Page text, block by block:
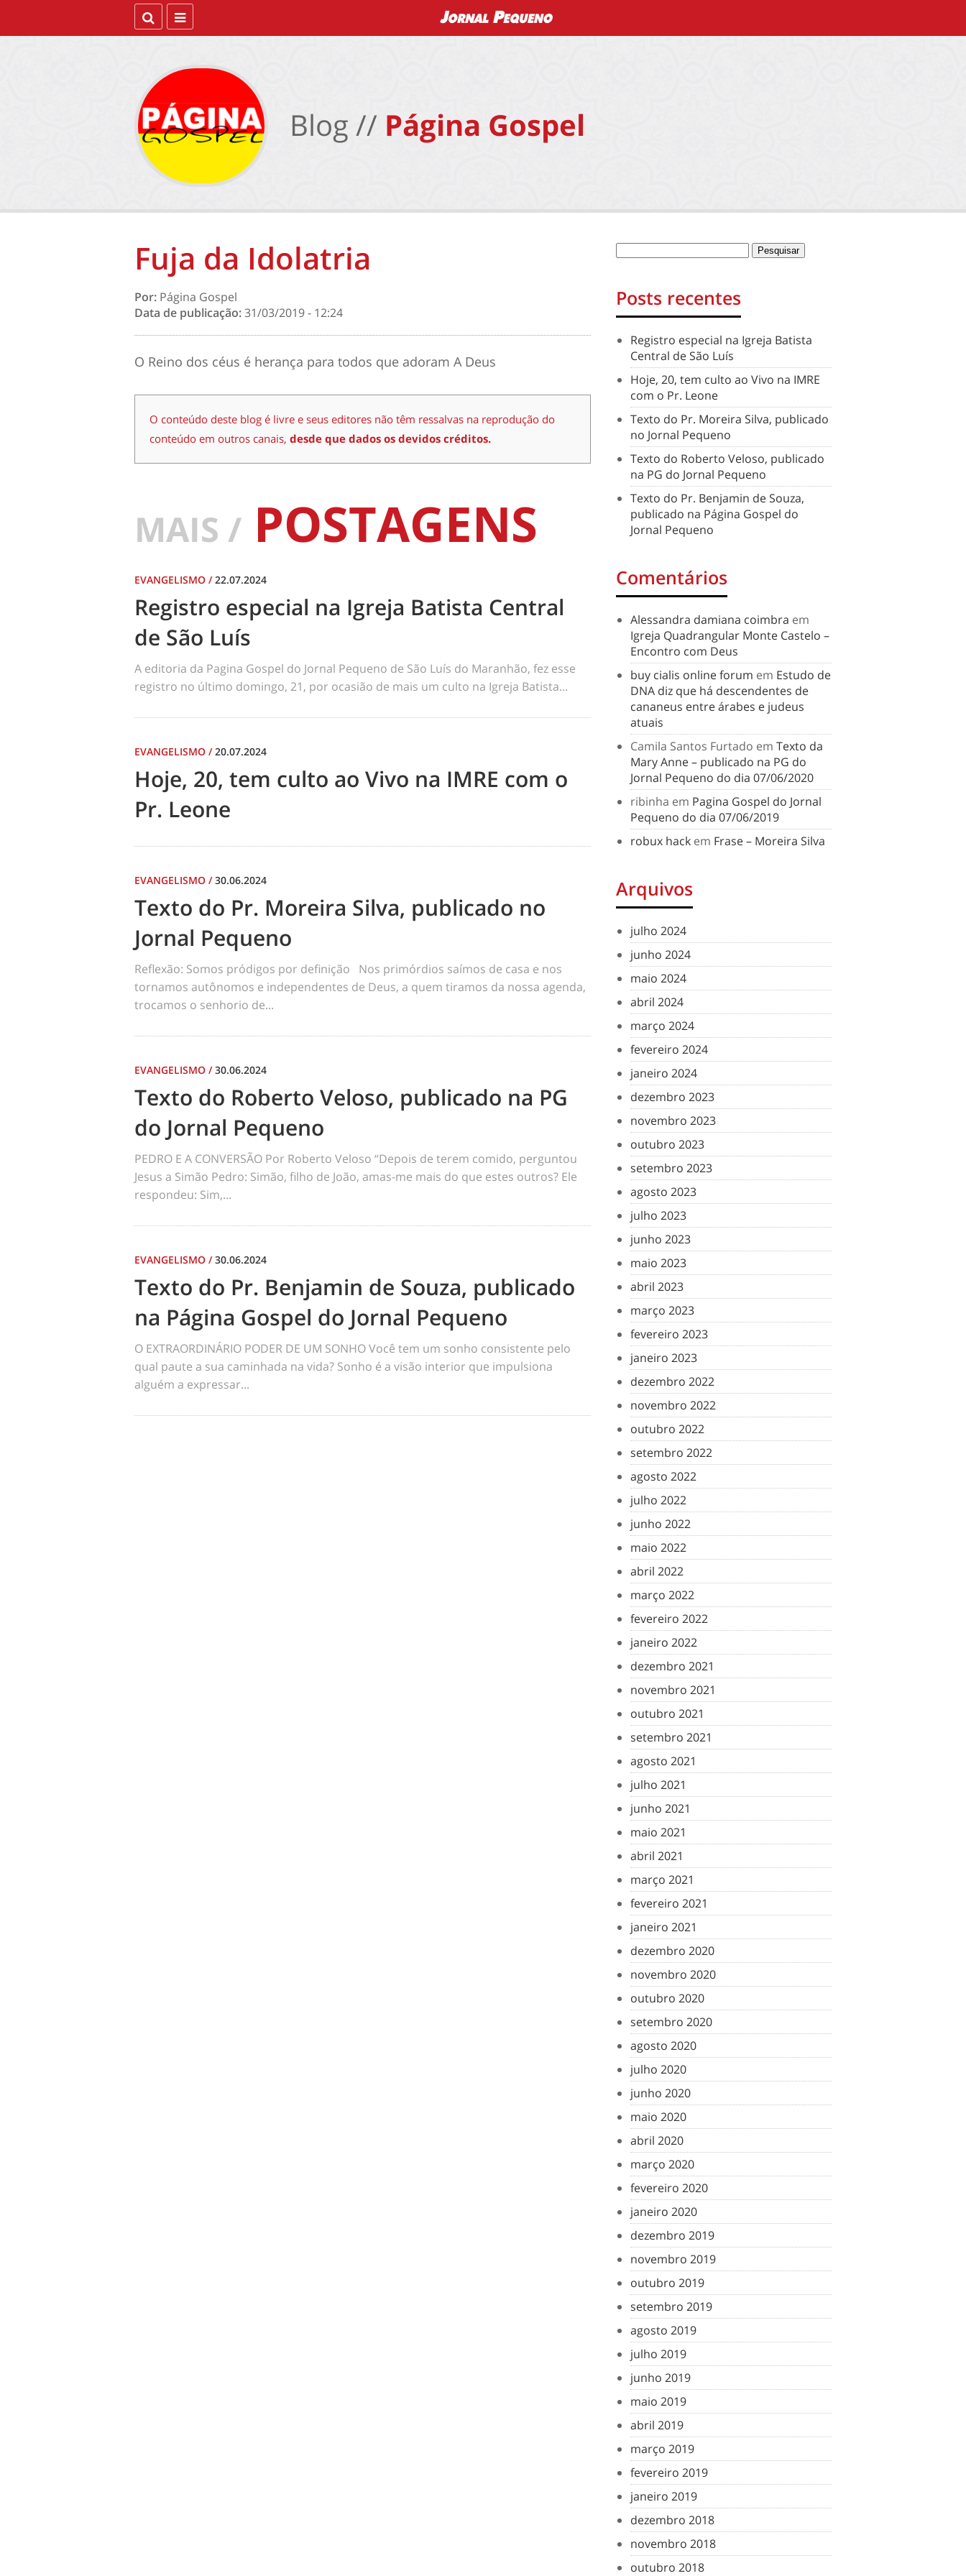
Blog // Página Gospel
Fuja da Idolatria
Por: Página Gospel
Data de publicação:31/03/2019 - 12:24
O Reino dos céus é herança para todos que adoram A Deus
O conteúdo deste blog é livre e seus editores não têm ressalvas na reprodução do
conteúdo em outros canais, desde que dados os devidos créditos.
MAIS / POSTAGENS
EVANGELISMO /22.07.2024
Registro especial na Igreja Batista Central
de São Luís
A editoria da Pagina Gospel do Jornal Pequeno de São Luís do Maranhão, fez esse
registro no último domingo, 21, por ocasião de mais um culto na Igreja Batista...
EVANGELISMO /20.07.2024
Hoje, 20, tem culto ao Vivo na IMRE com o
Pr. Leone
EVANGELISMO /30.06.2024
Texto do Pr. Moreira Silva, publicado no
Jornal Pequeno
Reflexão: Somos pródigos por definição Nos primórdios saímos de casa e nos
tornamos autônomos e independentes de Deus, a quem tiramos da nossa agenda,
trocamos o senhorio de...
EVANGELISMO /30.06.2024
Texto do Roberto Veloso, publicado na PG
do Jornal Pequeno
PEDRO E A CONVERSÃO Por Roberto Veloso “Depois de terem comido, perguntou
Jesus a Simão Pedro: Simão, filho de João, amas-me mais do que estes outros? Ele
respondeu: Sim,...
EVANGELISMO /30.06.2024
Texto do Pr. Benjamin de Souza, publicado
na Página Gospel do Jornal Pequeno
O EXTRAORDINÁRIO PODER DE UM SONHO Você tem um sonho consistente pelo
qual paute a sua caminhada na vida? Sonho é a visão interior que impulsiona
alguém a expressar...
Posts recentes
Registro especial na Igreja Batista
Central de São Luís
Hoje, 20, tem culto ao Vivo na IMRE
com o Pr. Leone
Texto do Pr. Moreira Silva, publicado
no Jornal Pequeno
Texto do Roberto Veloso, publicado
na PG do Jornal Pequeno
Texto do Pr. Benjamin de Souza,
publicado na Página Gospel do
Jornal Pequeno
Comentários
Alessandra damiana coimbra em
Igreja Quadrangular Monte Castelo –
Encontro com Deus
buy cialis online forum em Estudo de
DNA diz que há descendentes de
cananeus entre árabes e judeus
atuais
Camila Santos Furtado em Texto da
Mary Anne – publicado na PG do
Jornal Pequeno do dia 07/06/2020
ribinha em Pagina Gospel do Jornal
Pequeno do dia 07/06/2019
robux hack em Frase – Moreira Silva
Arquivos
julho 2024
junho 2024
maio 2024
abril 2024
março 2024
fevereiro 2024
janeiro 2024
dezembro 2023
novembro 2023
outubro 2023
setembro 2023
agosto 2023
julho 2023
junho 2023
maio 2023
abril 2023
março 2023
fevereiro 2023
janeiro 2023
dezembro 2022
novembro 2022
outubro 2022
setembro 2022
agosto 2022
julho 2022
junho 2022
maio 2022
abril 2022
março 2022
fevereiro 2022
janeiro 2022
dezembro 2021
novembro 2021
outubro 2021
setembro 2021
agosto 2021
julho 2021
junho 2021
maio 2021
abril 2021
março 2021
fevereiro 2021
janeiro 2021
dezembro 2020
novembro 2020
outubro 2020
setembro 2020
agosto 2020
julho 2020
junho 2020
maio 2020
abril 2020
março 2020
fevereiro 2020
janeiro 2020
dezembro 2019
novembro 2019
outubro 2019
setembro 2019
agosto 2019
julho 2019
junho 2019
maio 2019
abril 2019
março 2019
fevereiro 2019
janeiro 2019
dezembro 2018
novembro 2018
outubro 2018